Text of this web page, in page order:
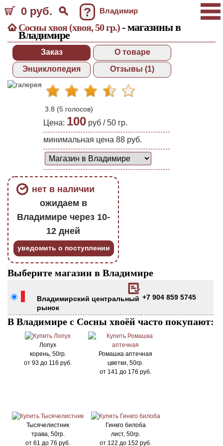
0 руб. ? Владимир
Сосны хвоя (хвоя, 50 гр.)- магазины в
Владимире
Заказ
О товаре
Энциклопедия
Отзывы (1)
3.8 (5 голосов)
Цена: 100 руб /50 гр.
минимальная цена 88 руб.
нет в наличии
ожидаем в
Владимире через 10-
12 дней
уведомить о поступлении
Выберите магазин в Владимире
Владимирский центральный
рынок
+7 904 859 5745
В Владимире с Сосны хвоёй часто покупают:
Лопух
корень, 50гр.
от 93 до 116 руб.
Ромашка аптечная
цветки, 50гр.
от 141 до 176 руб.
Тысячелистник
трава, 50гр.
от 61 до 76 руб.
Гинкго билоба
лист, 50гр.
от 122 до 152 руб.